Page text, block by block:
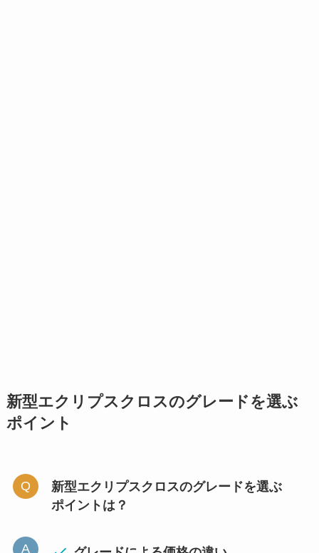
新型エクリプスクロスのグレードを選ぶ
ポイント
新型エクリプスクロスのグレードを選ぶ
ポイントは？